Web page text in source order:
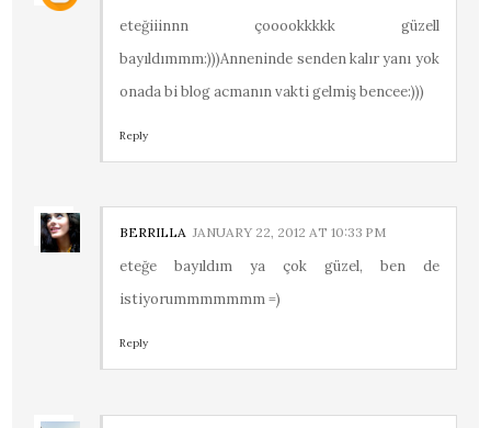
eteğiiinnn çooookkkkk güzell
bayıldımmm:)))Anneninde senden kalır yanı yok
onada bi blog acmanın vakti gelmiş bencee:)))
Reply
BERRILLA JANUARY 22, 2012 AT 10:33 PM
eteğe bayıldım ya çok güzel, ben de
istiyorummmmmmm =)
Reply